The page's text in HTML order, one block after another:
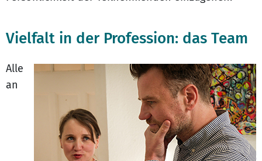
Vielfalt in der Profession: das Team
Alle
an